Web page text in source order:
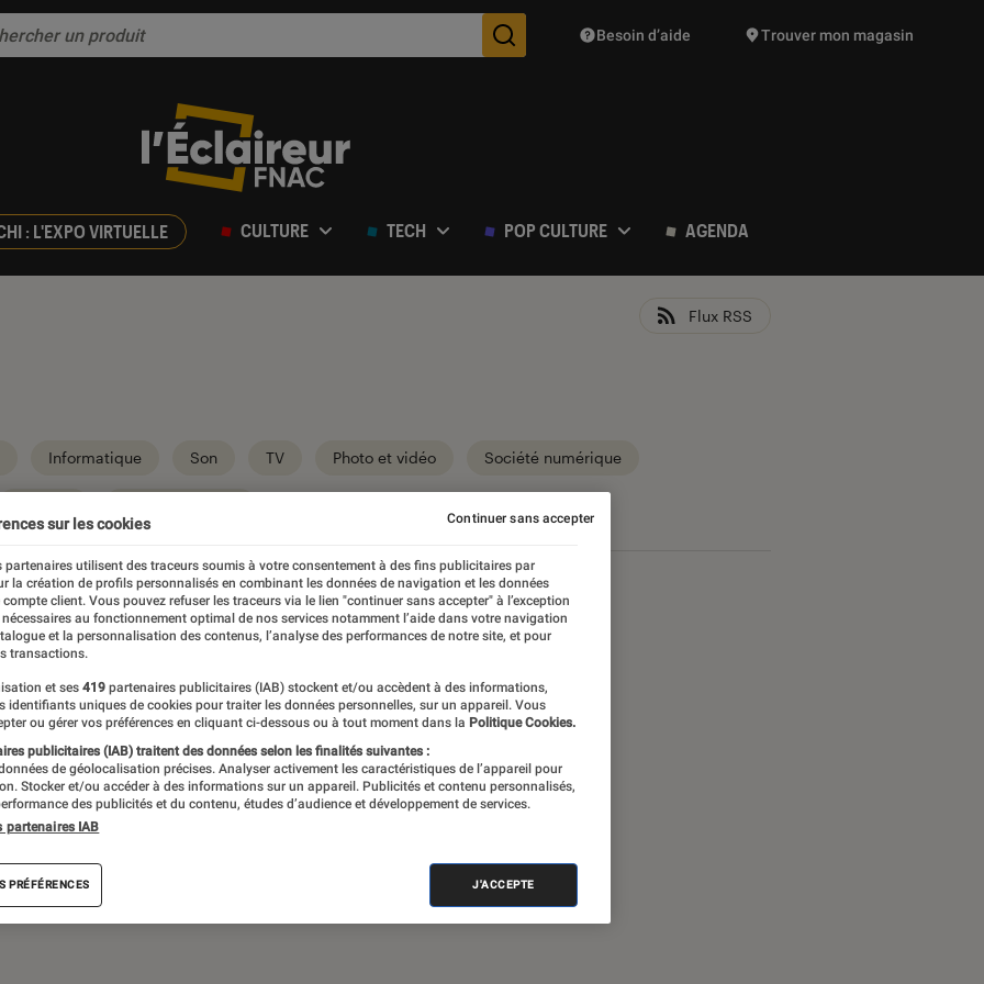
Des suggestions de produits vont vous être proposées
Besoin d’aide Trouver mon magasin
: L'EXPO VIRTUELLE CULTURE TECH POP CULTURE AGENDA
Flux RSS
Informatique Son TV Photo et vidéo Société numérique
audio, objets connectés… l’Éclaireur
l’actualité Tech décryptée, de nombreux
des tests de produits, réalisés par le
sur les cookies
partenaires utilisent des traceurs soumis à votre consentement à des fins publicitaires par
la création de profils personnalisés en combinant les données de navigation et les données
compte client. Vous pouvez refuser les traceurs via le lien "continuer sans accepter" à l’exception
au fonctionnement optimal de nos services notamment l’aide dans votre navigation
et la personnalisation des contenus, l’analyse des performances de notre site, et pour
transactions.
et ses 419 partenaires publicitaires (IAB) stockent et/ou accèdent à des informations,
identifiants uniques de cookies pour traiter les données personnelles, sur un appareil. Vous
ou gérer vos préférences en cliquant ci-dessous ou à tout moment dans la Politique Cookies.
publicitaires (IAB) traitent des données selon les finalités suivantes :
de géolocalisation précises. Analyser activement les caractéristiques de l’appareil pour
Stocker et/ou accéder à des informations sur un appareil. Publicités et contenu personnalisés,
des publicités et du contenu, études d’audience et développement de services.
partenaires IAB
PRÉFÉRENCES J'ACCEPTE
Continuer sans accepter